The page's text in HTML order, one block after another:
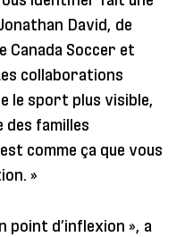
David, de
Canada Soccer et
collaborations
le sport plus visible,
des familles
comme ça que vous
»
point d’inflexion », a